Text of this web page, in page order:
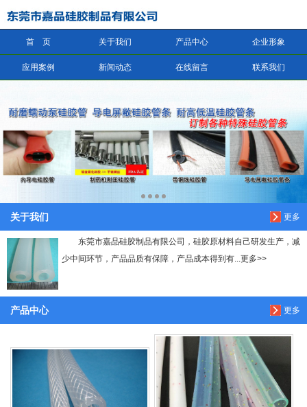
首 页 关于我们 产品中心 企业形象
应用案例 新闻动态 在线留言 联系我们
更多
关于我们
东莞市嘉品硅胶制品有限公司，硅胶原材料自己研发生产，减
少中间环节，产品品质有保障，产品成本得到有...更多>>
更多
产品中心
信息搜索
搜索